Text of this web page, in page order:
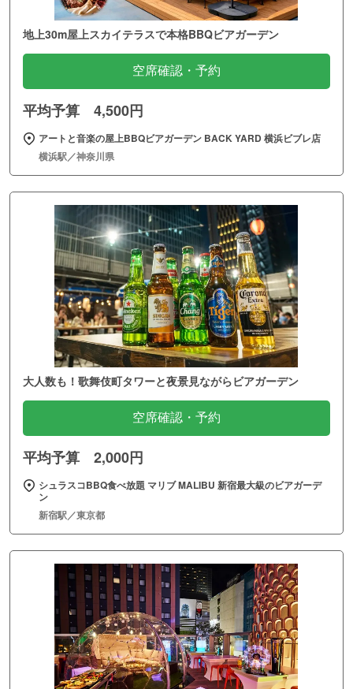
地上30m屋上スカイテラスで本格BBQビアガーデン
空席確認・予約
平均予算 4,500円
アートと音楽の屋上BBQビアガーデン BACK YARD 横浜ビブレ店
横浜駅／神奈川県
大人数も！歌舞伎町タワーと夜景見ながらビアガーデン
空席確認・予約
平均予算 2,000円
シュラスコBBQ食べ放題 マリブ MALIBU 新宿最大級のビアガーデ
ン
新宿駅／東京都